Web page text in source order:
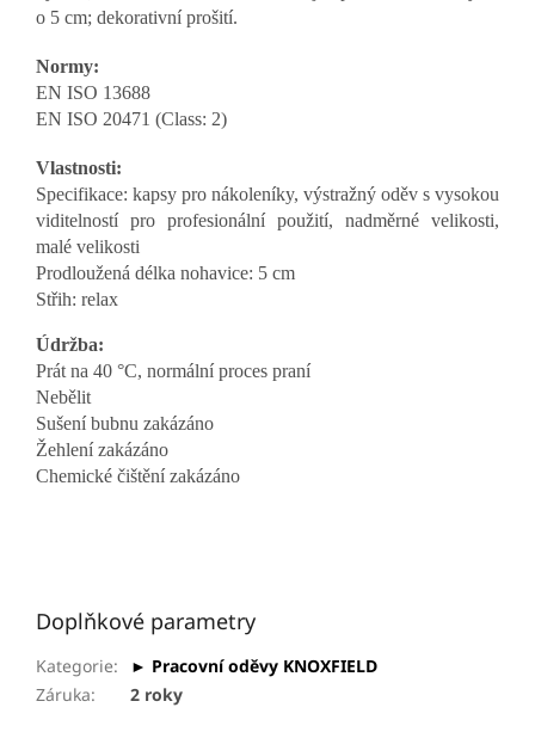
o 5 cm; dekorativní prošití.
Normy:
EN ISO 13688
EN ISO 20471 (Class: 2)
Vlastnosti:
Specifikace: kapsy pro nákoleníky, výstražný oděv s vysokou
viditelností pro profesionální použití, nadměrné velikosti,
malé velikosti
Prodloužená délka nohavice: 5 cm
Střih: relax
Údržba:
Prát na 40 °C, normální proces praní
Nebělit
Sušení bubnu zakázáno
Žehlení zakázáno
Chemické čištění zakázáno
Doplňkové parametry
Kategorie:
► Pracovní oděvy KNOXFIELD
Záruka: 2 roky